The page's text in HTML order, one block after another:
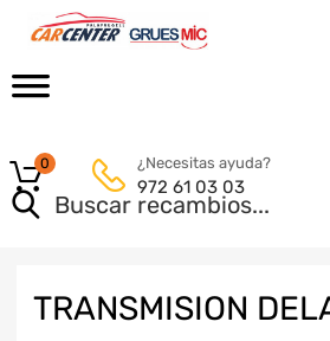
¿Necesitas ayuda?
972 61 03 03
0
TRANSMISION